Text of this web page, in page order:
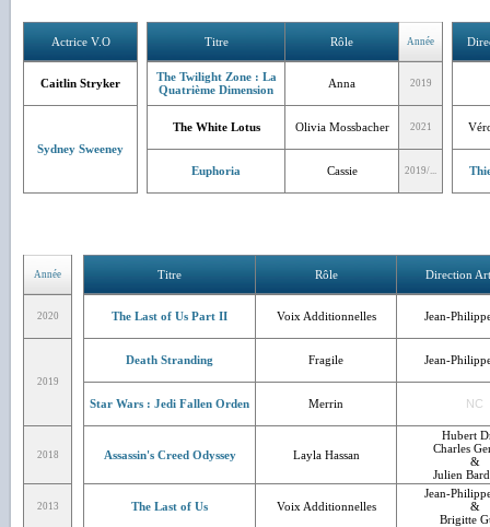
Actrice V.O Titre Rôle Année
Caitlin Stryker
The Twilight Zone : La
Quatrième Dimension
Anna 2019
Sydney Sweeney
The White Lotus Olivia Mossbacher 2021
Euphoria Cassie 2019/...
Année Titre Rôle Direction
2020 The Last of Us Part II Voix Additionnelles Jean-
2019
Death Stranding Fragile Jean-
Star Wars : Jedi Fallen Orden Merrin NC
2018 Assassin's Creed Odyssey Layla Hassan
Hubert
Charles
&
Julien
2013 The Last of Us Voix Additionnelles
Jean-
&
Brigitte